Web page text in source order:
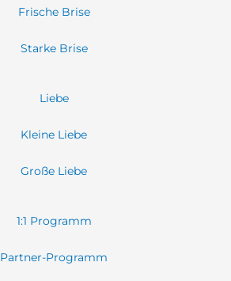
Frische Brise
Starke Brise
Liebe
Kleine Liebe
Große Liebe
1:1 Programm
Partner-Programm